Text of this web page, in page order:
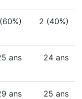
2 (40%)
ans 24 ans
ans 25 ans